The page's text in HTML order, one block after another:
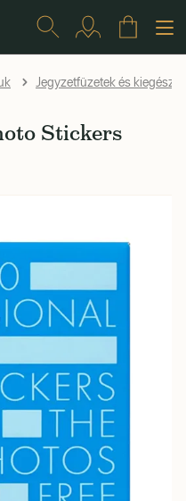
Jegyzetfüzetek és
Stickers